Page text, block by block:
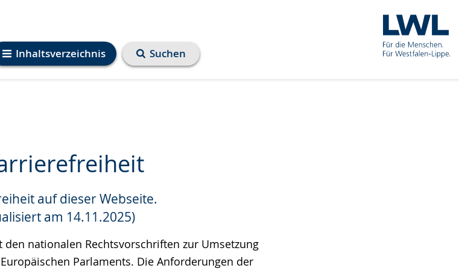
Inhaltsverzeichnis Suchen
auf dieser Webseite.
am 14.11.2025)
nationalen Rechtsvorschriften zur Umsetzung
Parlaments. Die Anforderungen der